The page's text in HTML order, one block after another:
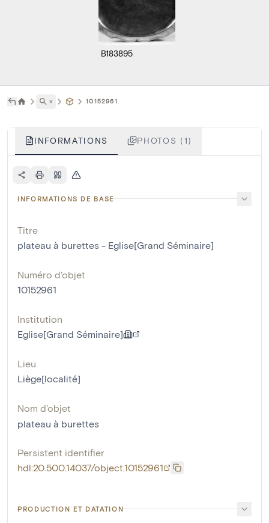
B183895
˅ 10152961
INFORMATIONS PHOTOS (1)
INFORMATIONS DE BASE
Titre
plateau à burettes - Eglise[Grand Séminaire]
Numéro d'objet
10152961
Institution
Eglise[Grand Séminaire]
Lieu
Liège[localité]
Nom d'objet
plateau à burettes
Persistent identifier
hdl:20.500.14037/object.10152961
PRODUCTION ET DATATION